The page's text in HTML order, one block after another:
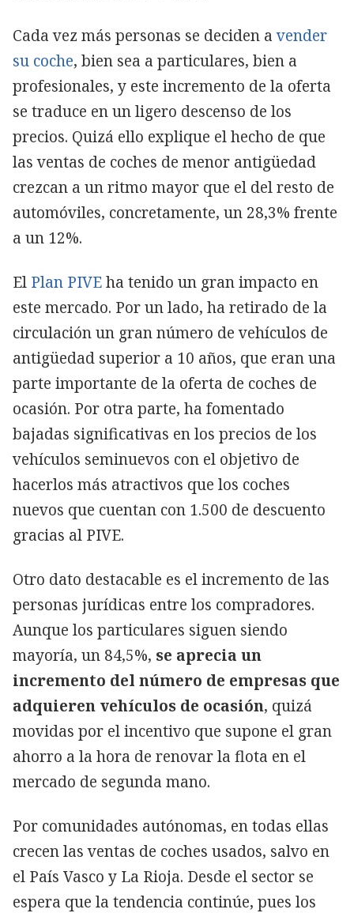
Cada vez más personas se deciden avender
su coche, bien sea a particulares, bien a
profesionales, y este incremento de la oferta
se traduce en un ligero descenso de los
precios. Quizá ello explique el hecho de que
las ventas de coches de menor antigüedad
crezcan a un ritmo mayor que el del resto de
automóviles, concretamente, un 28,3% frente
a un 12%.
El Plan PIVEha tenido un gran impacto en
este mercado. Por un lado, ha retirado de la
circulación un gran número de vehículos de
antigüedad superior a 10 años, que eran una
parte importante de la oferta de coches de
ocasión. Por otra parte, ha fomentado
bajadas significativas en los precios de los
vehículos seminuevos con el objetivo de
hacerlos más atractivos que los coches
nuevos que cuentan con 1.500 de descuento
gracias al PIVE.
Otro dato destacable es el incremento de las
personas jurídicas entre los compradores.
Aunque los particulares siguen siendo
mayoría, un 84,5%, se aprecia un
incremento del número de empresas que
adquieren vehículos de ocasión, quizá
movidas por el incentivo que supone el gran
ahorro a la hora de renovar la flota en el
mercado de segunda mano.
Por comunidades autónomas, en todas ellas
crecen las ventas de coches usados, salvo en
el País Vasco y La Rioja. Desde el sector se
espera que la tendencia continúe, pues los